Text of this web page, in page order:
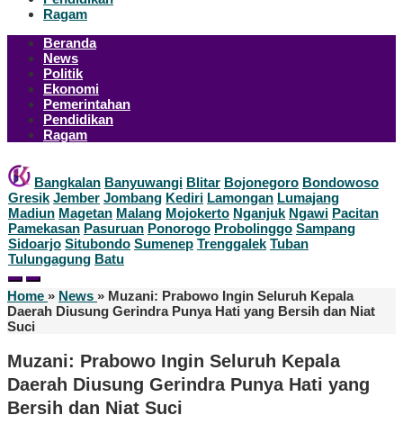
Ragam
Beranda
News
Politik
Ekonomi
Pemerintahan
Pendidikan
Ragam
Bangkalan Banyuwangi Blitar Bojonegoro Bondowoso
Gresik Jember Jombang Kediri Lamongan Lumajang
Madiun Magetan Malang Mojokerto Nganjuk Ngawi Pacitan
Pamekasan Pasuruan Ponorogo Probolinggo Sampang
Sidoarjo Situbondo Sumenep Trenggalek Tuban
Tulungagung Batu
Home » News » Muzani: Prabowo Ingin Seluruh Kepala
Daerah Diusung Gerindra Punya Hati yang Bersih dan Niat
Suci
Muzani: Prabowo Ingin Seluruh Kepala
Daerah Diusung Gerindra Punya Hati yang
Bersih dan Niat Suci